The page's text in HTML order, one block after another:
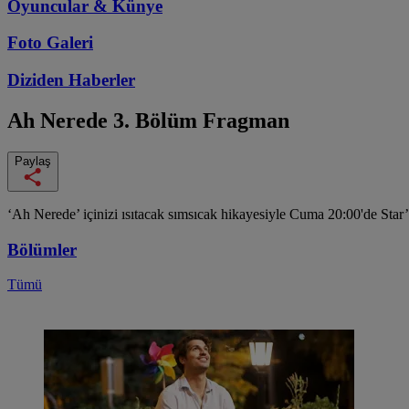
Oyuncular & Künye
Foto Galeri
Diziden Haberler
Ah Nerede 3. Bölüm Fragman
Paylaş
‘Ah Nerede’ içinizi ısıtacak sımsıcak hikayesiyle Cuma 20:00'de
Bölümler
Tümü